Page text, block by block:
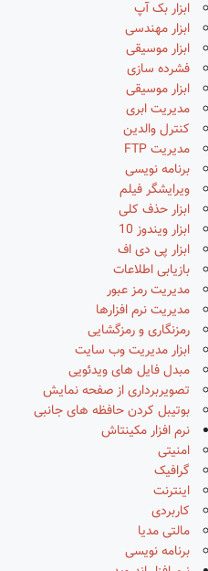
ابزار بک آپ
ابزار مهندسی
ابزار موسیقی
فشرده سازی
ابزار موسیقی
مدیریت ابری
کنترل والدین
مدیریت FTP
برنامه نویسی
ویرایشگر فیلم
ابزار حذف کلی
ابزار ویندوز 10
ابزار پی دی اف
بازیابی اطلاعات
مدیریت رمز عبور
مدیریت نرم افزارها
رمزنگاری و رمزگشایی
ابزار مدیریت وب سایت
مبدل فایل های ویدئویی
تصویربرداری از صفحه نمایش
بوتیبل کردن حافظه های جانبی
نرم افزار مکینتاش
امنیتی
گرافیک
اینترنت
کاربردی
مالتی مدیا
برنامه نویسی